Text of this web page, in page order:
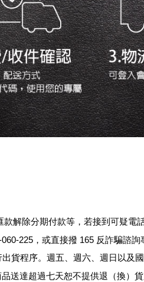
款解除分期付款等，若接到可疑電
225 ，或直接撥 165 反詐騙諮詢
貨程序。週五、週六、週日以及
送達超過七天恕不提供退 （換）貨